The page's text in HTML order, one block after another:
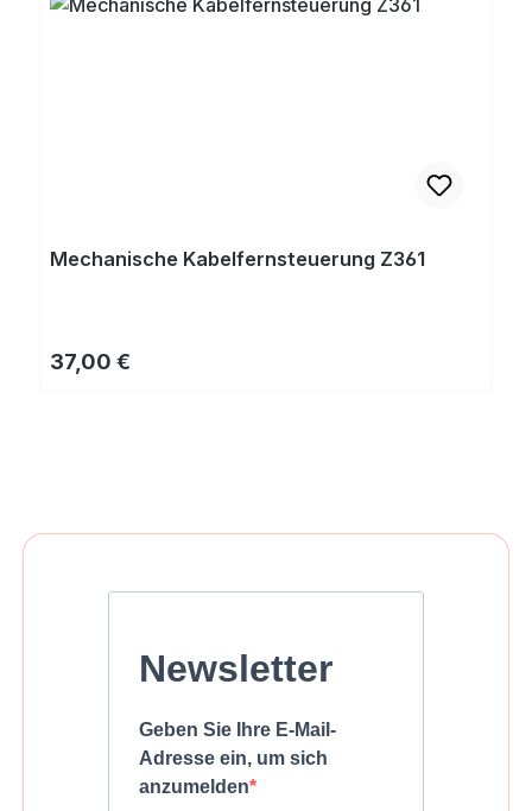
Mechanische Kabelfernsteuerung Z361
Regulärer Preis:
37,00 €
Newsletter
Geben Sie Ihre E-Mail-
Adresse ein, um sich
anzumelden